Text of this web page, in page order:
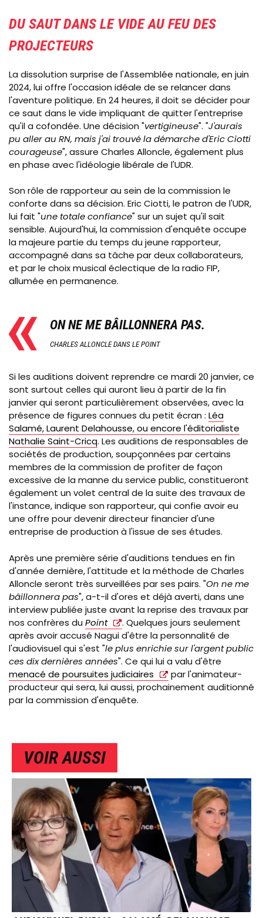
DU SAUT DANS LE VIDE AU FEU DES
PROJECTEURS
La dissolution surprise de l'Assemblée nationale, en juin
2024, lui offre l'occasion idéale de se relancer dans
l'aventure politique. En 24 heures, il doit se décider pour
ce saut dans le vide impliquant de quitter l'entreprise
qu'il a cofondée. Une décision "vertigineuse". "J'aurais
pu aller au RN, mais j'ai trouvé la démarche d'Eric Ciotti
courageuse", assure Charles Alloncle, également plus
en phase avec l'idéologie libérale de l'UDR.
Son rôle de rapporteur au sein de la commission le
conforte dans sa décision. Eric Ciotti, le patron de l'UDR,
lui fait "une totale confiance" sur un sujet qu'il sait
sensible. Aujourd'hui, la commission d'enquête occupe
la majeure partie du temps du jeune rapporteur,
accompagné dans sa tâche par deux collaborateurs,
et par le choix musical éclectique de la radio FIP,
allumée en permanence.
ON NE ME BÂILLONNERA PAS.
CHARLES ALLONCLE DANS LE POINT
Si les auditions doivent reprendre ce mardi 20 janvier, ce
sont surtout celles qui auront lieu à partir de la fin
janvier qui seront particulièrement observées, avec la
présence de figures connues du petit écran : Léa
Salamé, Laurent Delahousse, ou encore l'éditorialiste
Nathalie Saint-Cricq. Les auditions de responsables de
sociétés de production, soupçonnées par certains
membres de la commission de profiter de façon
excessive de la manne du service public, constitueront
également un volet central de la suite des travaux de
l'instance, indique son rapporteur, qui confie avoir eu
une offre pour devenir directeur financier d'une
entreprise de production à l'issue de ses études.
Après une première série d'auditions tendues en fin
d'année dernière, l'attitude et la méthode de Charles
Alloncle seront très surveillées par ses pairs. "On ne me
bâillonnera pas", a-t-il d'ores et déjà averti, dans une
interview publiée juste avant la reprise des travaux par
nos confrères du Point
. Quelques jours seulement
après avoir accusé Nagui d'être la personnalité de
l'audiovisuel qui s'est "le plus enrichie sur l'argent public
ces dix dernières années". Ce qui lui a valu d'être
menacé de poursuites judiciaires
par l'animateur-
producteur qui sera, lui aussi, prochainement auditionné
par la commission d'enquête.
VOIR AUSSI
IMAGE